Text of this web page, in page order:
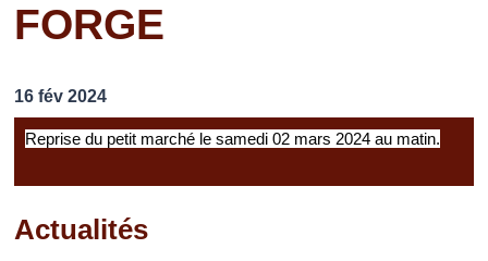
Vie pratique
FORGE
16 fév 2024
Reprise du petit marché le samedi 02 mars 2024 au matin.
Actualités